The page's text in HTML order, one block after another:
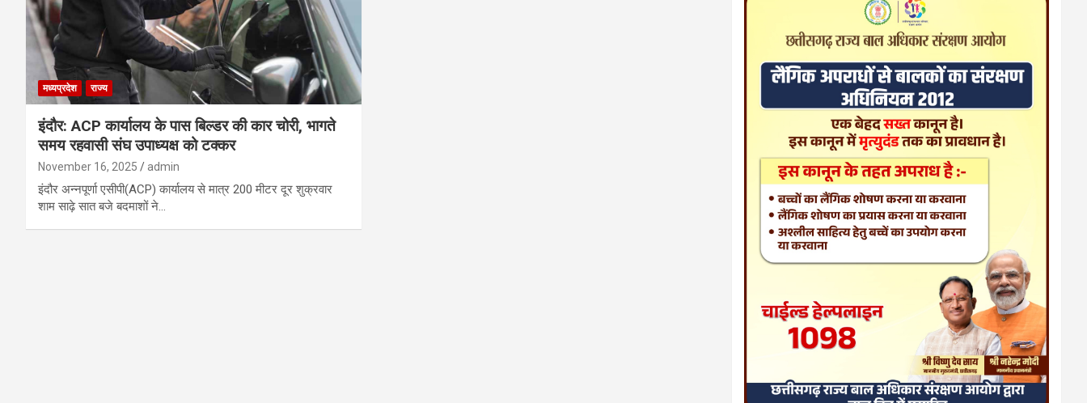
मध्यप्रदेश राज्य
इंदौर: ACP कार्यालय के पास बिल्डर की कार चोरी, भागते
समय रहवासी संघ उपाध्यक्ष को टक्कर
November 16, 2025 admin
इंदौर अन्नपूर्णा एसीपी(ACP) कार्यालय से मात्र 200 मीटर दूर शुक्रवार
शाम साढ़े सात बजे बदमाशों ने…